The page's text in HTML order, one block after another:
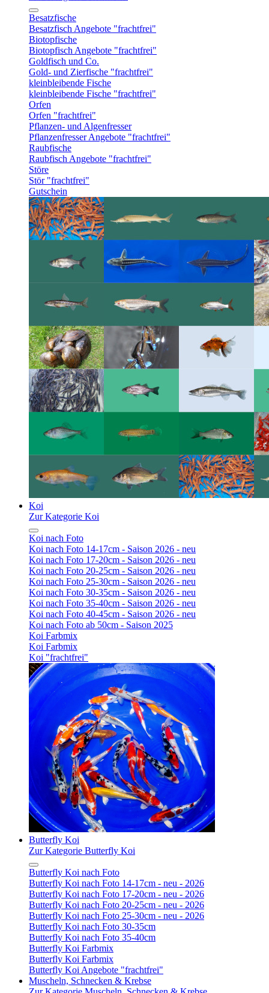
Besatzfische
Besatzfisch Angebote "frachtfrei"
Biotopfische
Biotopfisch Angebote "frachtfrei"
Goldfisch und Co.
Gold- und Zierfische "frachtfrei"
kleinbleibende Fische
kleinbleibende Fische "frachtfrei"
Orfen
Orfen "frachtfrei"
Pflanzen- und Algenfresser
Pflanzenfresser Angebote "frachtfrei"
Raubfische
Raubfisch Angebote "frachtfrei"
Störe
Stör "frachtfrei"
Gutschein
Koi
Zur Kategorie Koi
Koi nach Foto
Koi nach Foto 14-17cm - Saison 2026 - neu
Koi nach Foto 17-20cm - Saison 2026 - neu
Koi nach Foto 20-25cm - Saison 2026 - neu
Koi nach Foto 25-30cm - Saison 2026 - neu
Koi nach Foto 30-35cm - Saison 2026 - neu
Koi nach Foto 35-40cm - Saison 2026 - neu
Koi nach Foto 40-45cm - Saison 2026 - neu
Koi nach Foto ab 50cm - Saison 2025
Koi Farbmix
Koi Farbmix
Koi "frachtfrei"
Butterfly Koi
Zur Kategorie Butterfly Koi
Butterfly Koi nach Foto
Butterfly Koi nach Foto 14-17cm - neu - 2026
Butterfly Koi nach Foto 17-20cm - neu - 2026
Butterfly Koi nach Foto 20-25cm - neu - 2026
Butterfly Koi nach Foto 25-30cm - neu - 2026
Butterfly Koi nach Foto 30-35cm
Butterfly Koi nach Foto 35-40cm
Butterfly Koi Farbmix
Butterfly Koi Farbmix
Butterfly Koi Angebote "frachtfrei"
Muscheln, Schnecken & Krebse